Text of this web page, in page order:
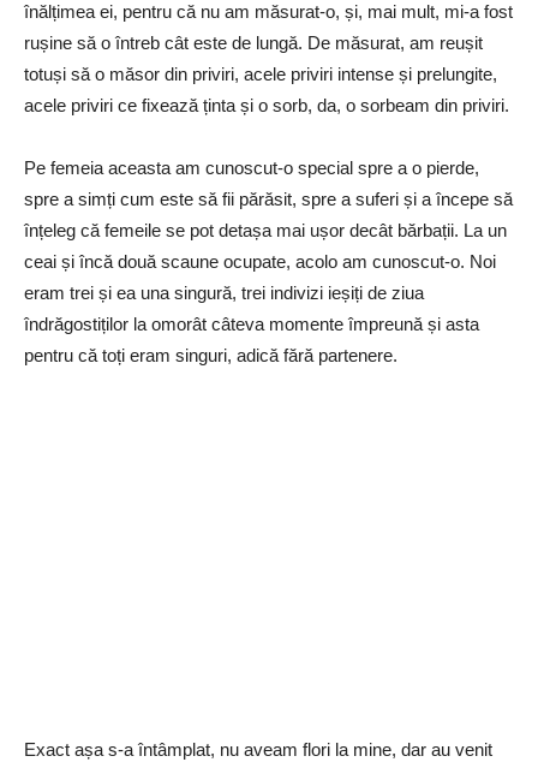
înălțimea ei, pentru că nu am măsurat-o, și, mai mult, mi-a fost
rușine să o întreb cât este de lungă. De măsurat, am reușit
totuși să o măsor din priviri, acele priviri intense și prelungite,
acele priviri ce fixează ținta și o sorb, da, o sorbeam din priviri.
Pe femeia aceasta am cunoscut-o special spre a o pierde,
spre a simți cum este să fii părăsit, spre a suferi și a începe să
înțeleg că femeile se pot detașa mai ușor decât bărbații. La un
ceai și încă două scaune ocupate, acolo am cunoscut-o. Noi
eram trei și ea una singură, trei indivizi ieșiți de ziua
îndrăgostiților la omorât câteva momente împreună și asta
pentru că toți eram singuri, adică fără partenere.
Exact așa s-a întâmplat, nu aveam flori la mine, dar au venit